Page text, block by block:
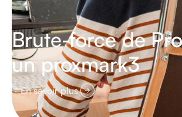
Brute-force de
un proxmark3
En savoir plus